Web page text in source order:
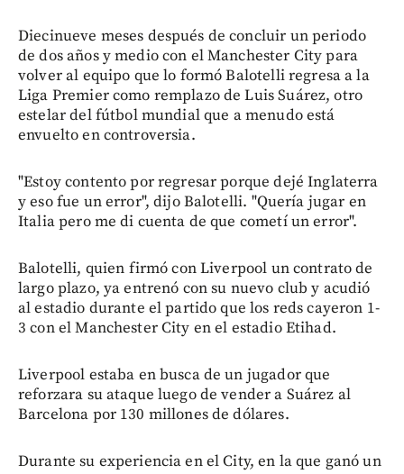
Diecinueve meses después de concluir un periodo
de dos años y medio con el Manchester City para
volver al equipo que lo formó Balotelli regresa a la
Liga Premier como remplazo de Luis Suárez, otro
estelar del fútbol mundial que a menudo está
envuelto en controversia.
"Estoy contento por regresar porque dejé Inglaterra
y eso fue un error", dijo Balotelli. "Quería jugar en
Italia pero me di cuenta de que cometí un error".
Balotelli, quien firmó con Liverpool un contrato de
largo plazo, ya entrenó con su nuevo club y acudió
al estadio durante el partido que los reds cayeron 1-
3 con el Manchester City en el estadio Etihad.
Liverpool estaba en busca de un jugador que
reforzara su ataque luego de vender a Suárez al
Barcelona por 130 millones de dólares.
Durante su experiencia en el City, en la que ganó un